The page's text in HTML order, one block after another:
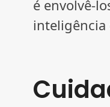
é envolvê-
inteligência